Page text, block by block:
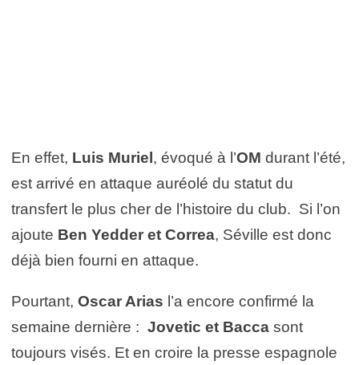
En effet, Luis Muriel , évoqué à l’OM durant l’été,
est arrivé en attaque auréolé du statut du
transfert le plus cher de l’histoire du club. Si l’on
ajoute Ben Yedder et Correa, Séville est donc
déjà bien fourni en attaque.
Pourtant, Oscar Arias l’a encore confirmé la
semaine dernière : Jovetic et Bacca sont
toujours visés. Et en croire la presse espagnole